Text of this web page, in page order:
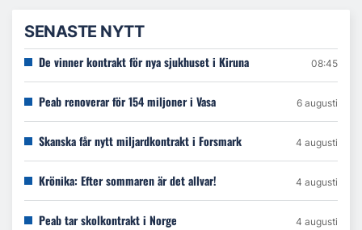
SENASTE NYTT
De vinner kontrakt för nya sjukhuset i Kiruna 08:45
Peab renoverar för 154 miljoner i Vasa 6 augusti
Skanska får nytt miljardkontrakt i Forsmark 4 augusti
Krönika: Efter sommaren är det allvar! 4 augusti
Peab tar skolkontrakt i Norge 4 augusti